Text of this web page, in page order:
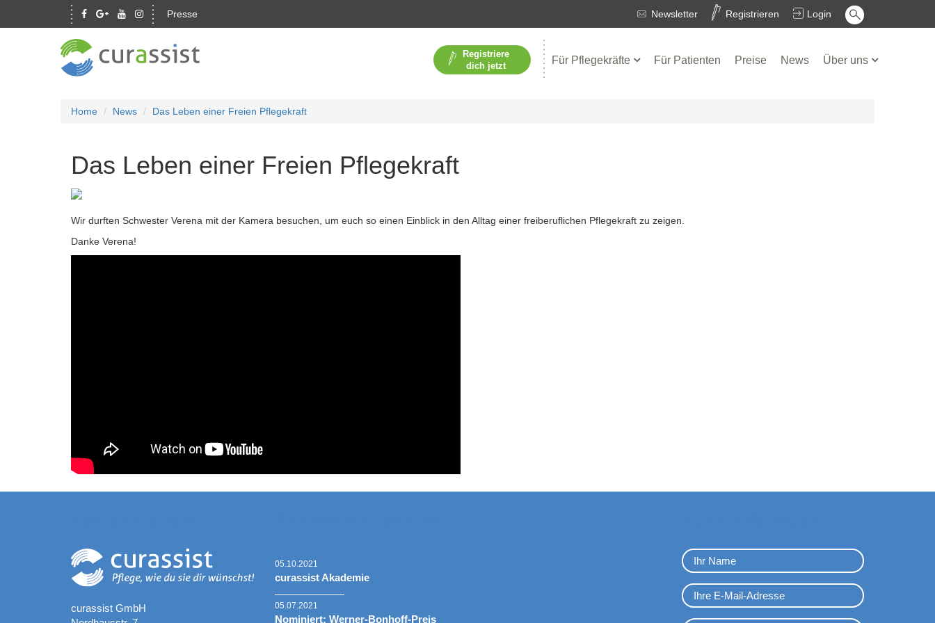
Presse Login
Registrieren
Newsletter
Für Pflegekräfte Für Patienten Preise News Über uns
Registriere
dich jetzt
Home News Das Leben einer Freien Pflegekraft
Das Leben einer Freien Pflegekraft
Wir durften Schwester Verena mit der Kamera besuchen, um euch so einen Einblick in den Alltag einer freiberuflichen Pflegekraft zu zeigen.
Danke Verena!
curassist GmbH
05.10.2021
curassist Akademie
05.07.2021
Nominiert: Werner-Bonhoff-Preis